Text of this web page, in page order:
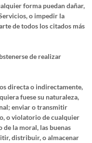
forma puedan dañar,
o impedir la
de todos los citados más
de realizar
directa o indirectamente,
fuese su naturaleza,
enviar o transmitir
o violatorio de cualquier
la moral, las buenas
distribuir, o almacenar